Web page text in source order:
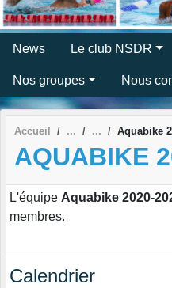
News Le club NSDR
Nos groupes Nous
Accueil Aquabike
AQUABIKE
L'équipe Aquabike 2020-
membres.
Calendrier